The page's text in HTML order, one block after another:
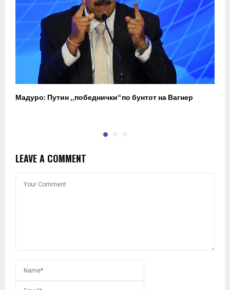
Мадуро: Путин „победнички“ по бунтот на Вагнер
LEAVE A COMMENT